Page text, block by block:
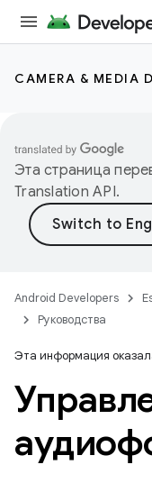
CAMERA & MEDIA
Эта страница
Translation API.
Android Developers
Руководства
Эта информация